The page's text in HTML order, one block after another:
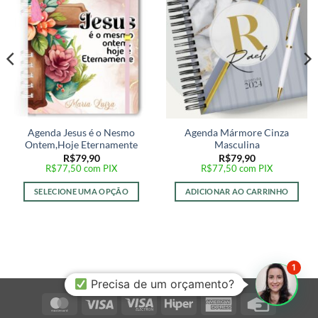
desejos
Agenda Jesus é o Nesmo
Ontem,Hoje Eternamente
R$79,90
R$77,50com PIX
SELECIONE UMA OPÇÃO
desejos
Agenda Mármore Cinza
Masculina
R$79,90
R$77,50com PIX
ADICIONAR AO CARRINHO
MasterCardVisa
Visa
Hiper
AmericanCredit
Precisa de um orçamento?
1